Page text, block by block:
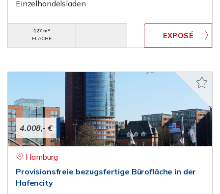
Einzelhandelsladen
127 m²
FLÄCHE
4.008,- €
Hamburg
Provisionsfreie bezugsfertige Bürofläche in der
Hafencity